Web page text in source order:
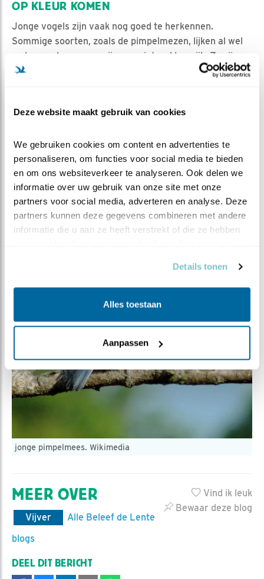
Deze website maakt gebruik van cookies
We gebruiken cookies om content en advertenties te
personaliseren, om functies voor social media te bieden
en om ons websiteverkeer te analyseren. Ook delen we
informatie over uw gebruik van onze site met onze
partners voor social media, adverteren en analyse. Deze
partners kunnen deze gegevens combineren met andere
informatie die u aan ze heeft verstrekt of die ze hebben
Details tonen
Alles toestaan
Aanpassen
OP KLEUR KOMEN
Jonge vogels zijn vaak nog goed te herkennen.
Sommige soorten, zoals de pimpelmezen, lijken al wel
op hun ouders, maar zijn nog niet zo kleurrijk. Ze zijn
nog wat vaag van kleur. Andere jonge vogels lijken nog
volwassen verenkleed op kleur.
meer jonge vogels zien! Zie je leuke jonge vogeltjes bij
de vijver? Geef het door via de cliptip!
Geniet van de jonge vogeltjes!
~ Bart
jonge pimpelmees. Wikimedia
Vind ik leuk
Bewaar deze blog
MEER OVER
Vijver
Alle Beleef de Lente
blogs
DEEL DIT BERICHT